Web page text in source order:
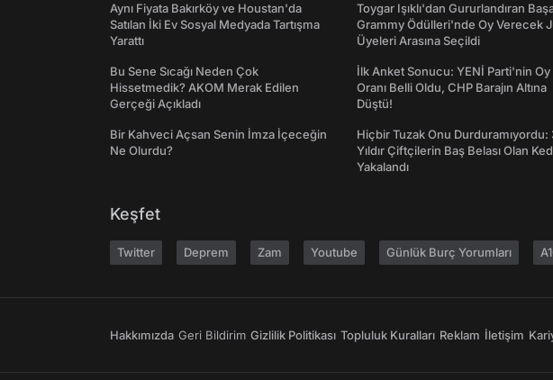
Aynı Fiyata Bakırköy ve Houstan'da
Satılan İki Ev Sosyal Medyada Tartışma
Yarattı
Bu Sene Sıcağı Neden Çok
Hissetmedik? AKOM Merak Edilen
Gerçeği Açıkladı
Bir Kahveci Açsan Senin İmza İçeceğin
Ne Olurdu?
Toygar Işıklı'dan Gururlandıran
Grammy Ödülleri'nde Oy Verecek
Üyeleri Arasına Seçildi
İlk Anket Sonucu: YENİ Parti'nin Oy
Oranı Belli Oldu, CHP Barajın Altına
Düştü!
Hiçbir Tuzak Onu Durduramıyordu:
Yıldır Çiftçilerin Baş Belası Olan
Yakalandı
Keşfet
Twitter Deprem Zam Youtube Günlük Burç Yorumları
Hakkımızda Geri Bildirim Gizlilik Politikası Topluluk Kuralları Reklam İletişim